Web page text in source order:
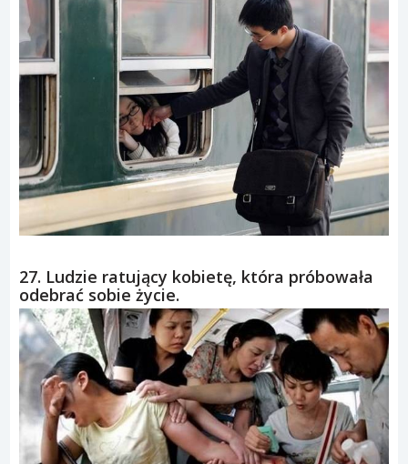
27. Ludzie ratujący kobietę, która próbowała
odebrać sobie życie.